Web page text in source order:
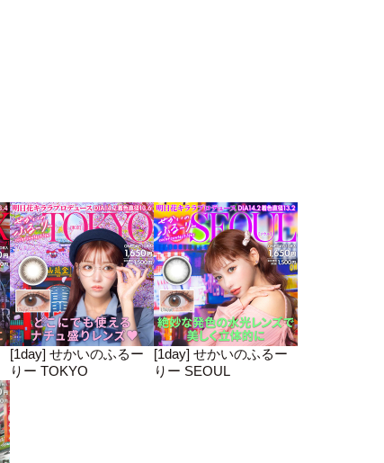
[1day] せかいのふるー
りー TOKYO
[1day] せかいのふるー
りー SEOUL